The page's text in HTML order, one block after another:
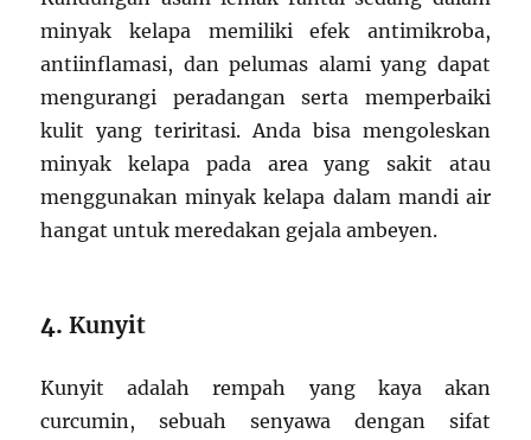
minyak kelapa memiliki efek antimikroba,
antiinflamasi, dan pelumas alami yang dapat
mengurangi peradangan serta memperbaiki
kulit yang teriritasi. Anda bisa mengoleskan
minyak kelapa pada area yang sakit atau
menggunakan minyak kelapa dalam mandi air
hangat untuk meredakan gejala ambeyen.
4.Kunyit
Kunyit adalah rempah yang kaya akan
curcumin, sebuah senyawa dengan sifat